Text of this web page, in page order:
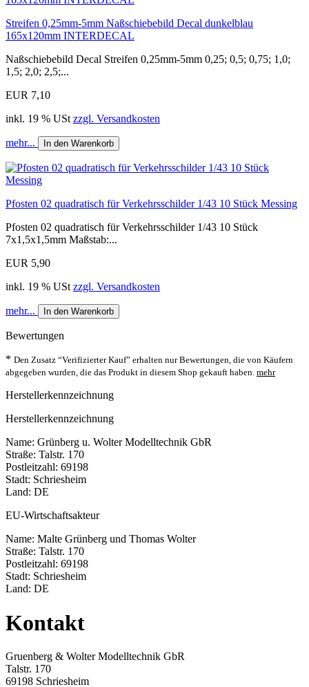
Streifen 0,25mm-5mm Naßschiebebild Decal dunkelblau
165x120mm INTERDECAL
Naßschiebebild Decal Streifen 0,25mm-5mm 0,25; 0,5; 0,75; 1,0;
1,5; 2,0; 2,5;...
EUR 7,10
inkl. 19 % USt zzgl. Versandkosten
mehr... In den Warenkorb
Pfosten 02 quadratisch für Verkehrsschilder 1/43 10 Stück Messing
Pfosten 02 quadratisch für Verkehrsschilder 1/43 10 Stück
7x1,5x1,5mm Maßstab:...
EUR 5,90
inkl. 19 % USt zzgl. Versandkosten
mehr... In den Warenkorb
Bewertungen
* Den Zusatz “Verifizierter Kauf” erhalten nur Bewertungen, die von Käufern
abgegeben wurden, die das Produkt in diesem Shop gekauft haben. mehr
Herstellerkennzeichnung
Herstellerkennzeichnung
Name: Grünberg u. Wolter Modelltechnik GbR
Straße: Talstr. 170
Postleitzahl: 69198
Stadt: Schriesheim
Land: DE
EU-Wirtschaftsakteur
Name: Malte Grünberg und Thomas Wolter
Straße: Talstr. 170
Postleitzahl: 69198
Stadt: Schriesheim
Land: DE
Kontakt
Gruenberg & Wolter Modelltechnik GbR
Talstr. 170
69198 Schriesheim